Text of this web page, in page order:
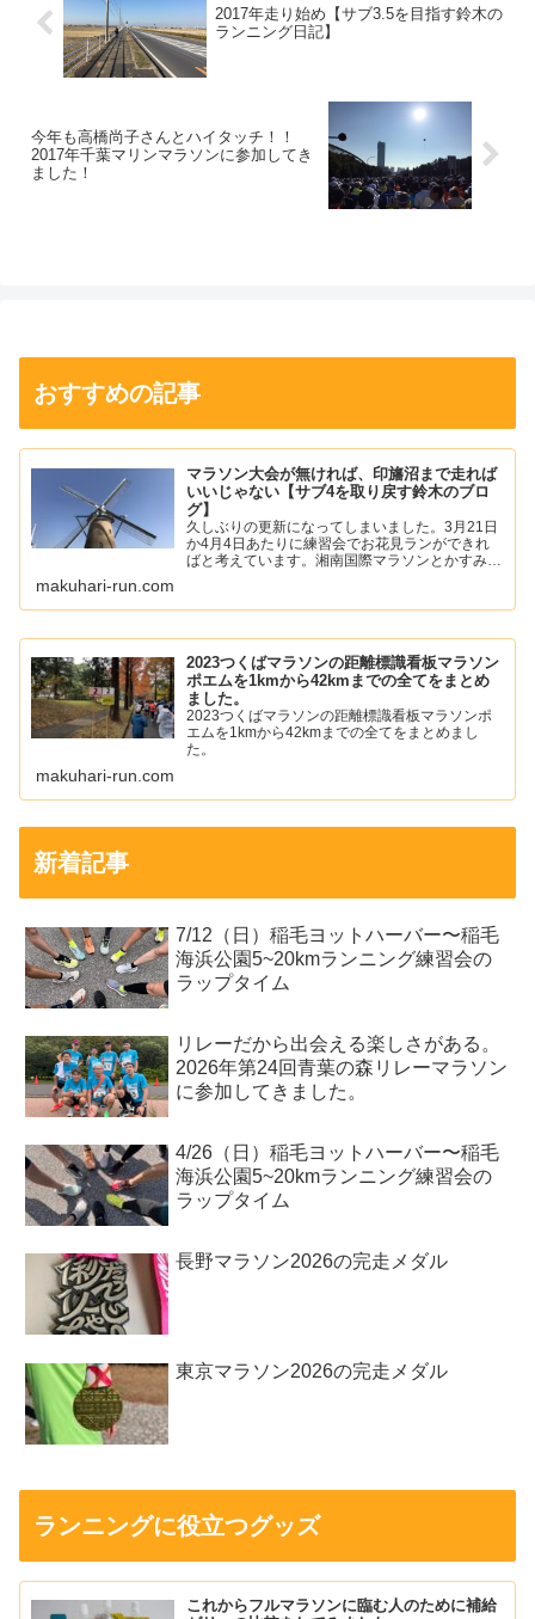
2017年走り始め【サブ3.5を目指す鈴木の
ランニング日記】
今年も高橋尚子さんとハイタッチ！！
2017年千葉マリンマラソンに参加してき
ました！
おすすめの記事
マラソン大会が無ければ、印旛沼まで走れば
いいじゃない【サブ4を取り戻す鈴木のブロ
グ】
久しぶりの更新になってしまいました。3月21日
か4月4日あたりに練習会でお花見ランができれ
ばと考えています。湘南国際マラソンとかすみが
の痛みが落ち着いて...
makuhari-run.com
2023つくばマラソンの距離標識看板マラソン
ポエムを1kmから42kmまでの全てをまとめ
ました。
2023つくばマラソンの距離標識看板マラソンポ
エムを1kmから42kmまでの全てをまとめまし
た。
makuhari-run.com
新着記事
7/12（日）稲毛ヨットハーバー〜稲毛
海浜公園5~20kmランニング練習会の
ラップタイム
リレーだから出会える楽しさがある。
2026年第24回青葉の森リレーマラソン
に参加してきました。
4/26（日）稲毛ヨットハーバー〜稲毛
海浜公園5~20kmランニング練習会の
ラップタイム
長野マラソン2026の完走メダル
東京マラソン2026の完走メダル
ランニングに役立つグッズ
これからフルマラソンに臨む人のために補給